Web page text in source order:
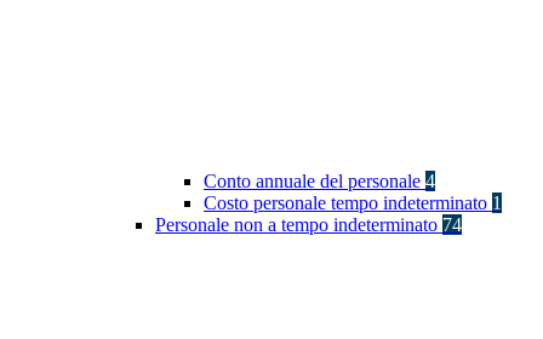
Conto annuale del personale 4
Costo personale tempo indeterminato 1
Personale non a tempo indeterminato 74